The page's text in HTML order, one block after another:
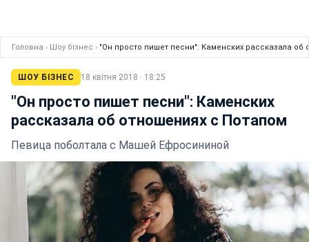
Головна › Шоу бізнес › "Он просто пишет песни": Каменских рассказала об
ШОУ БІЗНЕС 18 квітня 2018 · 18:25
"Он просто пишет песни": Каменских
рассказала об отношениях с Потапом
Певица поболтала с Машей Ефросининой